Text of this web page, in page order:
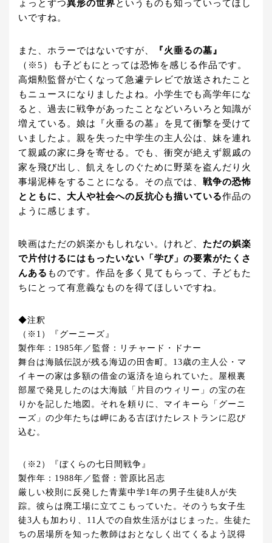
ょっとずつ異形の世界というものも知っていってほし
いですね。
また、ホラーではないですが、
『火垂るの墓』
（※5）も子どもにとっては恐怖を感じる作品です。
高畑勲監督が亡くなって急遽テレビで放送されたこと
もニュースになりましたよね。小学生でも高学年にな
ると、過去に戦争があったことなどいろいろと知識が
増えている。娘は『火垂るの墓』を見て衝撃を受けて
いましたよ。親を失った中学生の主人公は、妹を連れ
て親戚の家に身を寄せる。でも、衝突が絶えず親戚の
家を飛び出し、飢えをしのぐために野菜を盗んだり火
事場泥棒をすることになる。その点では、 戦争の恐怖
とともに、大人や社会への反抗心も描いている作品の
ように感じます。
映画はただの娯楽かもしれない。けれど、 ただの娯楽
で片付けるにはもったいない「学び」の要素がたくさ
んある ものです。作品を多く見てもらって、子どもた
ちにとって有意義なものを得てほしいですね。
◆注釈
（※1）『グーニーズ』
製作年：1985年／監督：リチャード・ドナー
舞台は海賊伝説が残る海辺の田舎町。13歳の主人公・マ
イキーの家は多額の借金の返済を迫られていた。屋根裏
部屋で発見したのは大海賊「片目のウィリー」の宝の在
りかを記した地図。それを頼りに、マイキーら「グーニ
ーズ」の少年たちは岬にある古ぼけたレストランに忍び
込む。
（※2）『ぼくらの七日間戦争』
製作年：1988年／監督：菅原比呂志
厳しい校則に反発した青葉中学1年の男子生徒8人が失
踪。彼らは廃工場に立てこもっていた。そのうち女子生
徒3人も加わり、11人での自炊生活がはじまった。生徒た
ちの居場所を知った教師はおとなしく出てくるよう説得